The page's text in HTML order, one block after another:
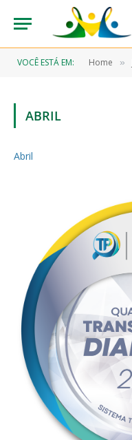
VOCÊ ESTÁ EM: Home »
ABRIL
Abril